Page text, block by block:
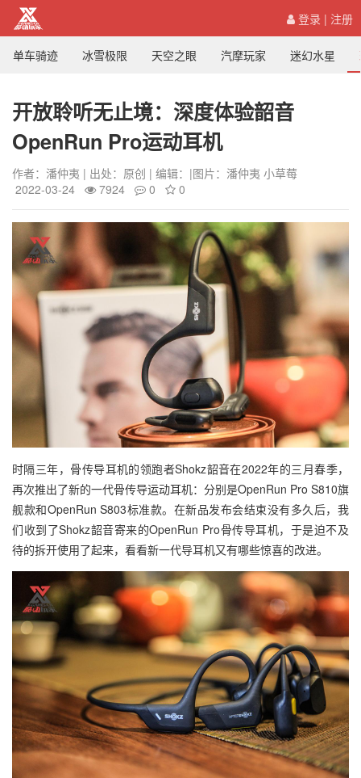
登录 | 注册
单车骑迹 冰雪极限 天空之眼 汽摩玩家 迷幻水星
开放聆听无止境：深度体验韶音
OpenRun Pro运动耳机
作者：潘仲夷 | 出处：原创 | 编辑：|图片：潘仲夷 小草莓
2022-03-24
7924 0 0
时隔三年，骨传导耳机的领跑者Shokz韶音在2022年的三月春季，
再次推出了新的一代骨传导运动耳机：分别是OpenRun Pro S810旗
舰款和OpenRun S803标准款。在新品发布会结束没有多久后，我
们收到了Shokz韶音寄来的OpenRun Pro骨传导耳机，于是迫不及
待的拆开使用了起来，看看新一代导耳机又有哪些惊喜的改进。